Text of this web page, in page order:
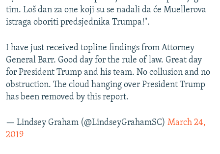
tim. Loš dan za one koji su se nadali da će Muellerova
istraga oboriti predsjednika Trumpa!".
I have just received topline findings from Attorney
General Barr. Good day for the rule of law. Great day
for President Trump and his team. No collusion and no
obstruction. The cloud hanging over President Trump
has been removed by this report.
— Lindsey Graham (@LindseyGrahamSC) March 24,
2019